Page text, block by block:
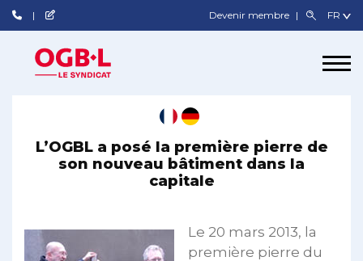
Devenir membre
L’OGBL a posé la première pierre de
son nouveau bâtiment dans la
capitale
Le 20 mars 2013, la
première pierre du